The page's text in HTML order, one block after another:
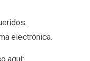
electrónica.